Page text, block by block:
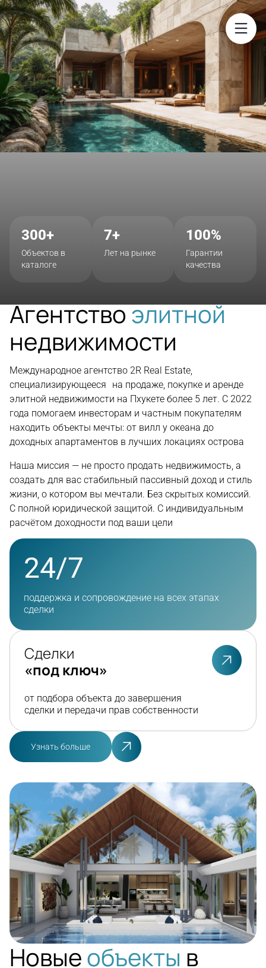
$
300+
Объектов в
каталоге
7+
Лет на рынке
100%
Гарантии
качества
Агентствоэлитной
недвижимости
Международное агентство 2R Real Estate,
специализирующееся на продаже, покупке и аренде
элитной недвижимости на Пхукете более 5 лет. С 2022
года помогаем инвесторам и частным покупателям
находить объекты мечты: от вилл у океана до
доходных апартаментов в лучших локациях острова
Наша миссия — не просто продать недвижимость, а
создать для вас стабильный пассивный доход и стиль
жизни, о котором вы мечтали. Без скрытых комиссий.
С полной юридической защитой. С индивидуальным
расчётом доходности под ваши цели
24/7
поддержка и сопровождение на всех этапах
сделки
Сделки
«под ключ»
от подбора объекта до завершения
сделки и передачи прав собственности
Узнать больше
Новыеобъекты в